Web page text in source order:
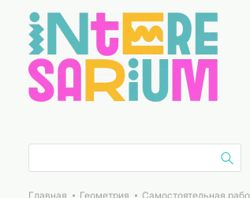
Главная Геометрия Самостоятельная